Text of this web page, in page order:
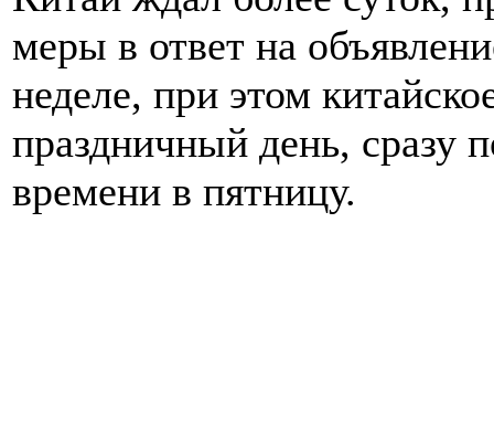
меры в ответ на
неделе, при этом
праздничный день, сразу
времени в пятницу.